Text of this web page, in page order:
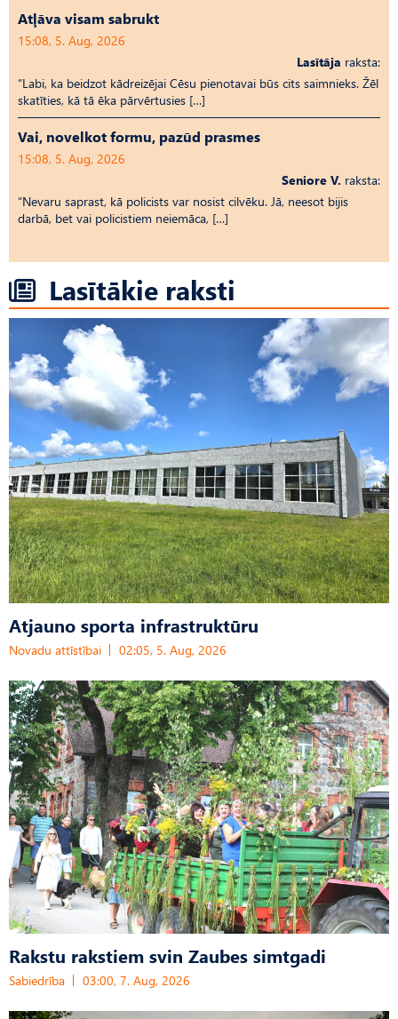
Atļāva visam sabrukt
15:08, 5. Aug, 2026
Lasītāja raksta:
“Labi, ka beidzot kādreizējai Cēsu pienotavai būs cits saimnieks. Žēl
skatīties, kā tā ēka pārvērtusies […]
Vai, novelkot formu, pazūd prasmes
15:08, 5. Aug, 2026
Seniore V. raksta:
“Nevaru saprast, kā policists var nosist cilvēku. Jā, neesot bijis
darbā, bet vai policistiem neiemāca, […]
Lasītākie raksti
Atjauno sporta infrastruktūru
Novadu attīstībai 02:05, 5. Aug, 2026
Rakstu rakstiem svin Zaubes simtgadi
Sabiedrība 03:00, 7. Aug, 2026